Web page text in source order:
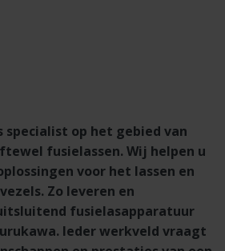
specialist op het gebied van
fusielassen. Wij helpen u
voor het lassen en
Zo leveren en
fusielasapparatuur
Ieder werkveld vraagt